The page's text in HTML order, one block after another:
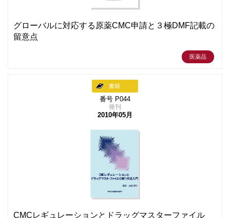
グローバルに対応する原薬CMC申請と３極DMF記載の
留意点
医薬品
書籍
番号 P044
発刊
2010年05月
CMCレギュレーションとドラッグマスターファイル